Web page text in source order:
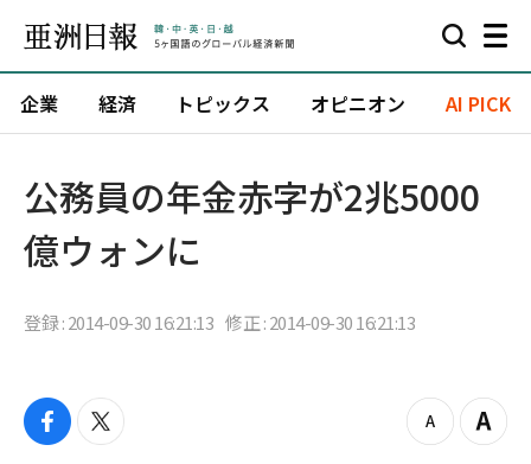
企業 経済 トピックス オピニオン AI PICK
公務員の年金赤字が2兆5000
億ウォンに
登録 : 2014-09-30 16:21:13 修正 : 2014-09-30 16:21:13
f
t
z
Z